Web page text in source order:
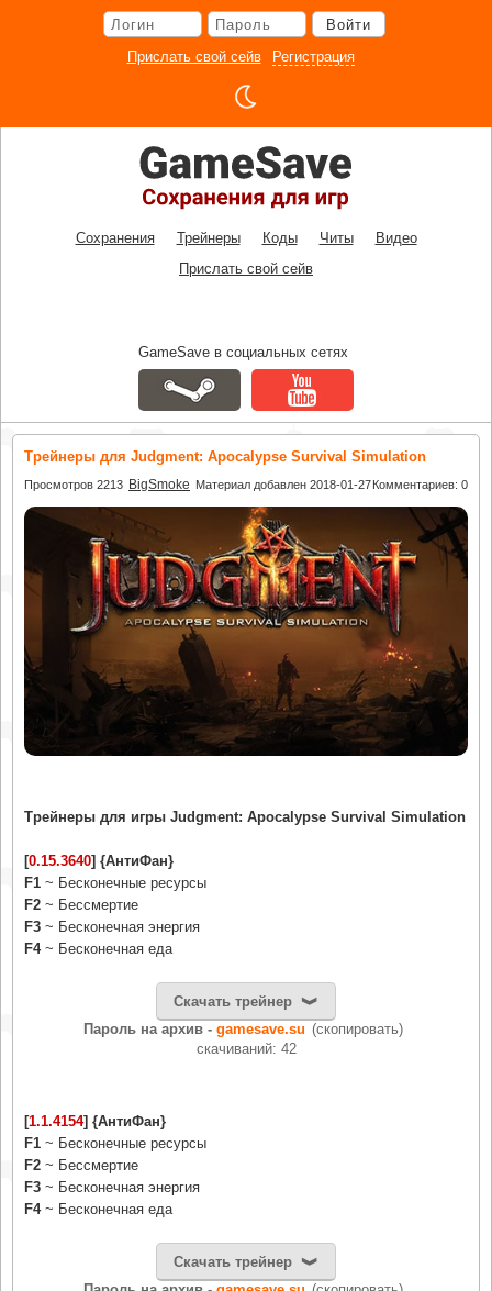
Войти
Прислать свой сейв
Регистрация
Сохранения Трейнеры Коды Читы
Видео
Прислать свой сейв
GameSave в социальных сетях
Трейнеры для Judgment: Apocalypse Survival Simulation
Просмотров 2213 BigSmoke Материал добавлен 2018-01-27Комментариев: 0
Трейнеры для игры Judgment: Apocalypse Survival Simulation
[0.15.3640] {АнтиФан}
F1 ~ Бесконечные ресурсы
F2 ~ Бессмертие
F3 ~ Бесконечная энергия
F4~ Бесконечная еда
Скачать трейнер
Пароль на архив - gamesave.su (скопировать)
cкачиваний: 42
[1.1.4154] {АнтиФан}
F1 ~ Бесконечные ресурсы
F2 ~ Бессмертие
F3 ~ Бесконечная энергия
F4~ Бесконечная еда
Скачать трейнер